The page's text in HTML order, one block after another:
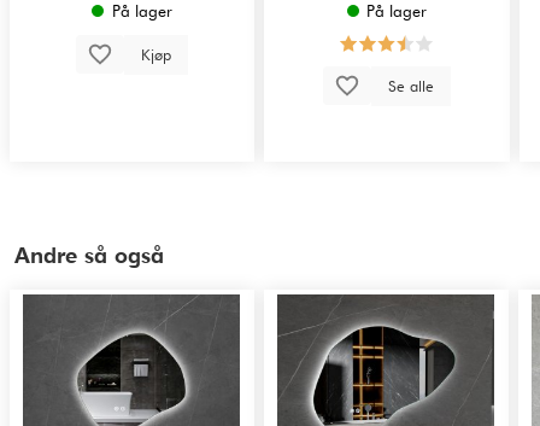
På lager
Kjøp
På lager
Se alle
Andre så også